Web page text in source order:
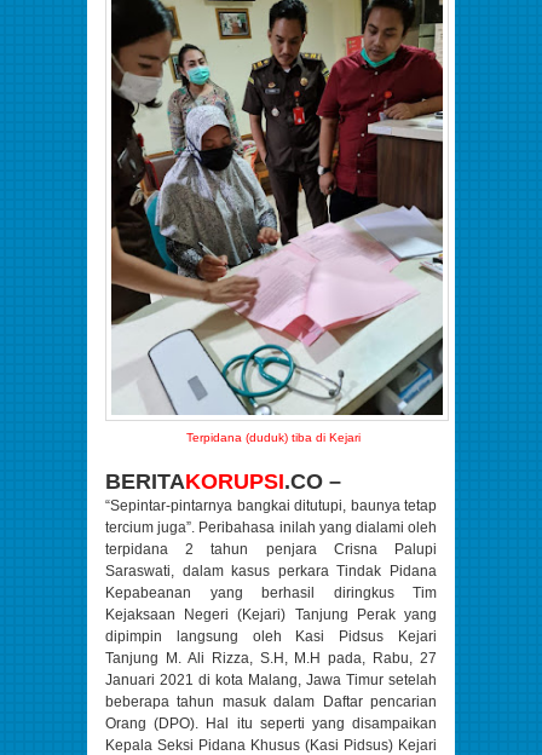
Terpidana (duduk) tiba di Kejari
BERITAKORUPSI.CO –
“Sepintar-pintarnya bangkai ditutupi, baunya tetap
tercium juga”. Peribahasa inilah yang dialami oleh
terpidana 2 tahun penjara Crisna Palupi
Saraswati, dalam kasus perkara Tindak Pidana
Kepabeanan yang berhasil diringkus Tim
Kejaksaan Negeri (Kejari) Tanjung Perak yang
dipimpin langsung oleh Kasi Pidsus Kejari
Tanjung M. Ali Rizza, S.H, M.H pada, Rabu, 27
Januari 2021 di kota Malang, Jawa Timur setelah
beberapa tahun masuk dalam Daftar pencarian
Orang (DPO). Hal itu seperti yang disampaikan
Kepala Seksi Pidana Khusus (Kasi Pidsus) Kejari